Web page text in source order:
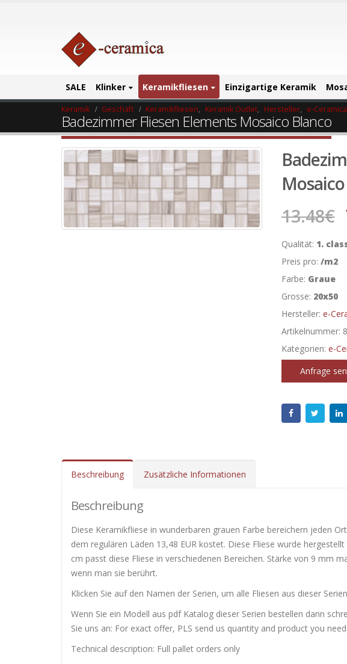
SALE Klinker Keramikfliesen Einzigartige Keramik
Keramik Geschäft Keramikfliesen, Keramik Outlet, Hersteller, e-Ceramica
Badezimmer Fliesen Elements Mosaico Blanco
13.48€
Qualität: 1.
Preis pro: /m2
Farbe: Graue
Grosse: 20x50
Hersteller: e-
Artikelnummer:
Kategorien: e-
Anfrage
Beschreibung Zusätzliche Informationen
Beschreibung
Diese Keramikfliese in wunderbaren grauen Farbe bereichern jeden
dem regulären Läden 13,48 EUR kostet. Diese Fliese wurde
cm passt diese Fliese in verschiedenen Bereichen. Stärke von 9 mm
wenn man sie berührt.
Klicken Sie auf den Namen der Serien, um alle Fliesen ​​aus dieser
Wenn Sie ein Modell aus pdf Katalog dieser Serien bestellen dann
Sie uns an: For exact offer, PLS send us quantity and product you
Technical description: Full pallet orders only